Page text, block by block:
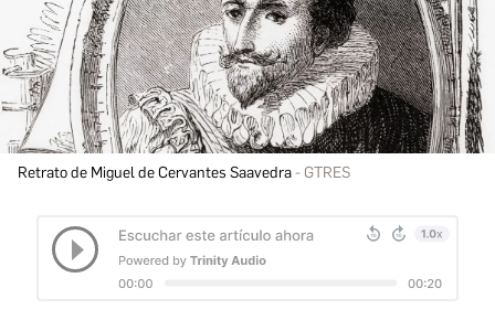
Retrato de Miguel de Cervantes Saavedra GTRES